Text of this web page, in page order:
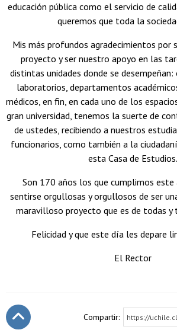
educación pública como el servicio de
queremos que toda la
Mis más profundos agradecimientos por
proyecto y ser nuestro apoyo en las
distintas unidades donde se
laboratorios, departamentos
médicos, en fin, en cada uno de los
gran universidad, tenemos la suerte de
de ustedes, recibiendo a nuestros
funcionarios, como también a la
esta Casa de Estudios.
Son 170 años los que cumplimos
sentirse orgullosas y orgullosos de ser
maravilloso proyecto que es de todas y
Felicidad y que este día les depare
El Rector
Compartir: https://